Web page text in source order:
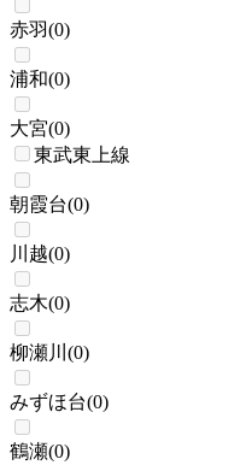
赤羽(0)
浦和(0)
大宮(0)
東武東上線
朝霞台(0)
川越(0)
志木(0)
柳瀬川 (0)
みずほ台(0)
鶴瀬(0)